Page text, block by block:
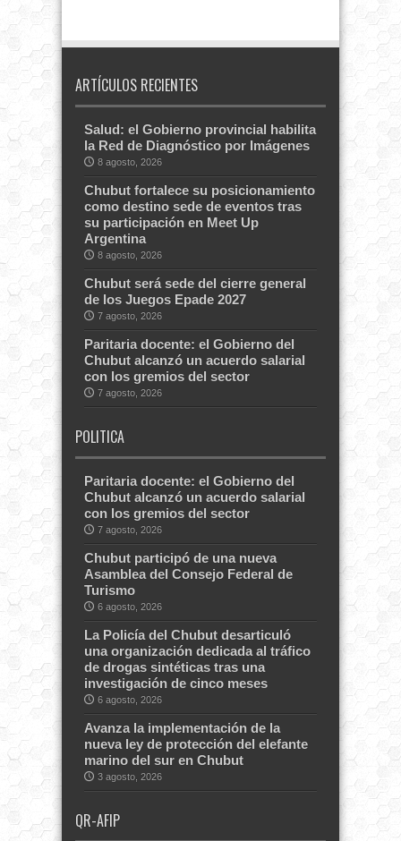
ARTÍCULOS RECIENTES
Salud: el Gobierno provincial habilita
la Red de Diagnóstico por Imágenes
8 agosto, 2026
Chubut fortalece su posicionamiento
como destino sede de eventos tras
su participación en Meet Up
Argentina
8 agosto, 2026
Chubut será sede del cierre general
de los Juegos Epade 2027
7 agosto, 2026
Paritaria docente: el Gobierno del
Chubut alcanzó un acuerdo salarial
con los gremios del sector
7 agosto, 2026
POLITICA
Paritaria docente: el Gobierno del
Chubut alcanzó un acuerdo salarial
con los gremios del sector
7 agosto, 2026
Chubut participó de una nueva
Asamblea del Consejo Federal de
Turismo
6 agosto, 2026
La Policía del Chubut desarticuló
una organización dedicada al tráfico
de drogas sintéticas tras una
investigación de cinco meses
6 agosto, 2026
Avanza la implementación de la
nueva ley de protección del elefante
marino del sur en Chubut
3 agosto, 2026
QR-AFIP